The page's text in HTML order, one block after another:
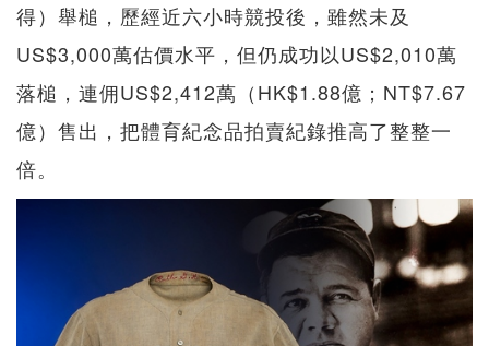
得）舉槌，歷經近六小時競投後，雖然未及
US$3,000萬估價水平，但仍成功以US$2,010萬
落槌，連佣US$2,412萬（HK$1.88億；NT$7.67
億）售出，把體育紀念品拍賣紀錄推高了整整一
倍。